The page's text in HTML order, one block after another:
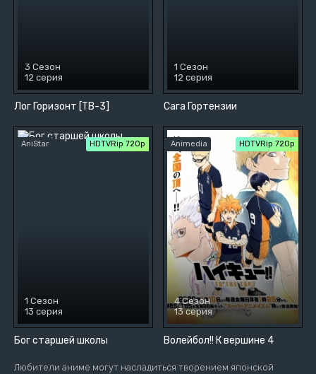
Лог Горизонт [ТВ-3]
3 Сезон
12 серия
Сага Гортензии
1 Сезон
12 серия
Бог старшей школы
AniStar HDTVRip 720p
1 Сезон
13 серия
Волейбол!! К вершине 4
Animedia HDTVRip 720p
4 Сезон
13 серия
Любители аниме могут насладиться творением японской